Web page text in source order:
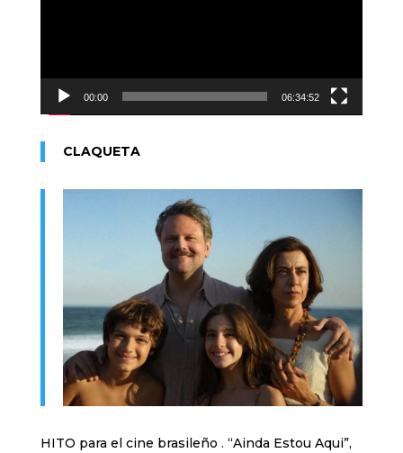
00:00 06:34:52
CLAQUETA
HITO para el cine brasileño . “Ainda Estou Aqui”,